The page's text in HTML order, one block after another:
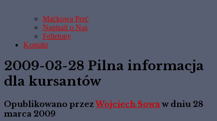
Maćkowa Perć
Napisali o Nas
Felietony
Kontakt
2009-03-28 Pilna informacja
dla kursantów
Opublikowano przezWojciech Sowa w dniu 28
marca 2009